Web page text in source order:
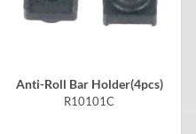
Anti-Roll Bar Holder(4pcs)
R10101C